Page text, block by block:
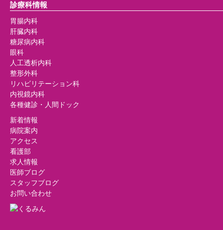
診療科情報
胃腸内科
肝臓内科
糖尿病内科
眼科
人工透析内科
整形外科
リハビリテーション科
内視鏡内科
各種健診・人間ドック
新着情報
病院案内
アクセス
看護部
求人情報
医師ブログ
スタッフブログ
お問い合わせ